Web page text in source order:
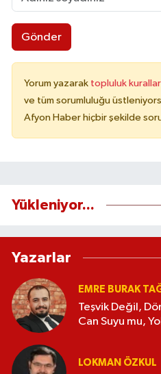
Gönder
Yorum yazarak topluluk
ve tüm sorumluluğu
Afyon Haber hiçbir şekilde
Yükleniyor...
Yazarlar
EMRE BURAK
Teşvik Değil,
Can Suyu mu,
LOKMAN ÖZKUL